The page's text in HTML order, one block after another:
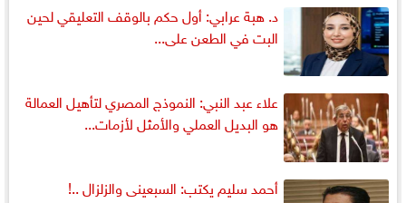
د. هبة عرابي: أول حكم بالوقف التعليقي لحين
البت في الطعن على...
علاء عبد النبي: النموذج المصري لتأهيل العمالة
هو البديل العملي والأمثل لأزمات...
أحمد سليم يكتب: السبعينى والزلزال ..!